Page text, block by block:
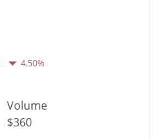
4.50%
Volume
$360